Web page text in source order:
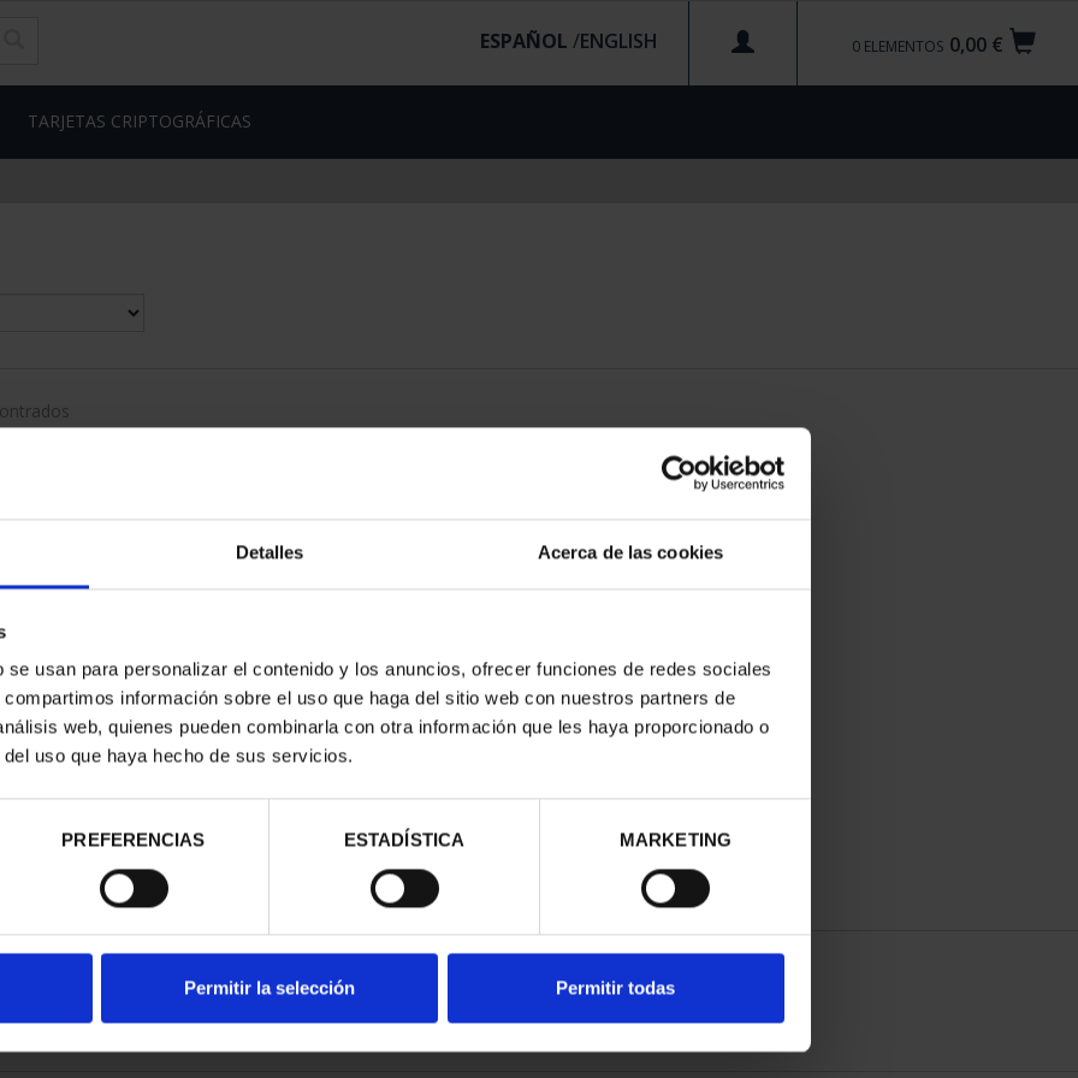
Detalles Acerca de las cookies
usan para personalizar el contenido y los anuncios, ofrecer funciones de redes sociales
información sobre el uso que haga del sitio web con nuestros partners de
web, quienes pueden combinarla con otra información que les haya proporcionado o
uso que haya hecho de sus servicios.
PREFERENCIAS ESTADÍSTICA MARKETING
Permitir la selección Permitir todas
0,00 €
0 ELEMENTOS
ESPAÑOL /
TARJETAS CRIPTOGRÁFICAS
-
HENARES